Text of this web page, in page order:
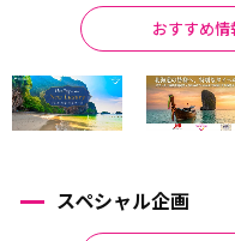
おすすめ
スペシャル企画